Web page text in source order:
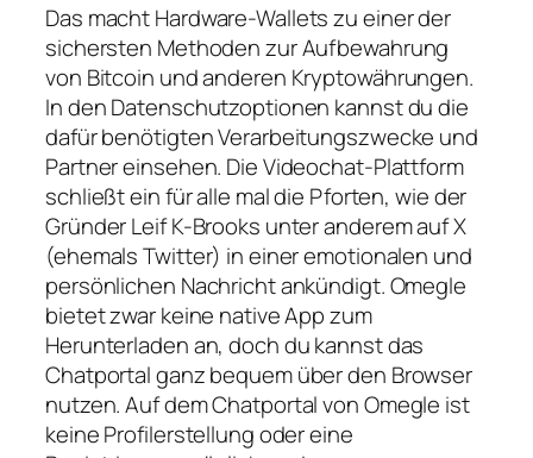
Das macht Hardware-Wallets zu einer der
sichersten Methoden zur Aufbewahrung
von Bitcoin und anderen Kryptowährungen.
In den Datenschutzoptionen kannst du die
dafür benötigten Verarbeitungszwecke und
Partner einsehen. Die Videochat-Plattform
schließt ein für alle mal die Pforten, wie der
Gründer Leif K-Brooks unter anderem auf X
(ehemals Twitter) in einer emotionalen und
persönlichen Nachricht ankündigt. Omegle
bietet zwar keine native App zum
Herunterladen an, doch du kannst das
Chatportal ganz bequem über den Browser
nutzen. Auf dem Chatportal von Omegle ist
keine Profilerstellung oder eine